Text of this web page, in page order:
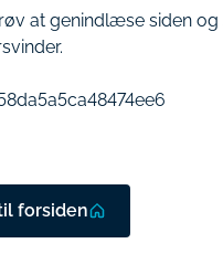
at genindlæse siden og
forsiden